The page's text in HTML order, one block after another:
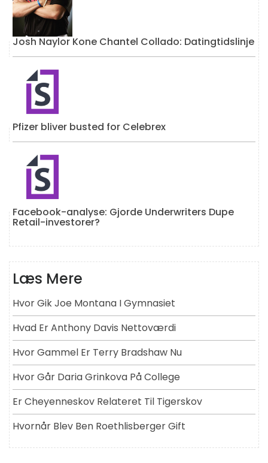
Josh Naylor Kone Chantel Collado: Datingtidslinje
Pfizer bliver busted for Celebrex
Facebook-analyse: Gjorde Underwriters Dupe
Retail-investorer?
Læs Mere
Hvor Gik Joe Montana I Gymnasiet
Hvad Er Anthony Davis Nettoværdi
Hvor Gammel Er Terry Bradshaw Nu
Hvor Går Daria Grinkova På College
Er Cheyenneskov Relateret Til Tigerskov
Hvornår Blev Ben Roethlisberger Gift